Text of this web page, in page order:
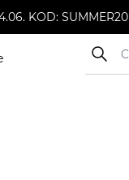
KOD: SUMMER20